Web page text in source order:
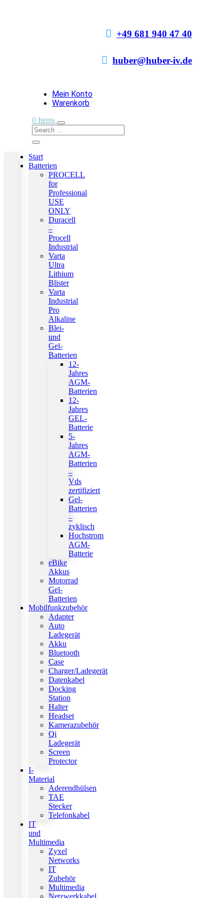
 +49 681 940 47 40
 huber@huber-iv.de
Mein Konto
Warenkorb
0 Items
Start
Batterien
PROCELL
for
Professional
USE
ONLY
Duracell
–
Procell
Industrial
Varta
Ultra
Lithium
Blister
Varta
Industrial
Pro
Alkaline
Blei-
und
Gel-
Batterien
12-
Jahres
AGM-
Batterien
12-
Jahres
GEL-
Batterie
5-
Jahres
AGM-
Batterien
–
Vds
zertifiziert
Gel-
Batterien
–
zyklisch
Hochstrom
AGM-
Batterie
eBike
Akkus
Motorrad
Gel-
Batterien
Mobilfunkzubehör
Adapter
Auto
Ladegerät
Akku
Bluetooth
Case
Charger/Ladegerät
Datenkabel
Docking
Station
Halter
Headset
Kamerazubehör
Qi
Ladegerät
Screen
Protector
I-
Material
Aderendhülsen
TAE
Stecker
Telefonkabel
IT
und
Multimedia
Zyxel
Networks
IT
Zubehör
Multimedia
Netzwerkkabel